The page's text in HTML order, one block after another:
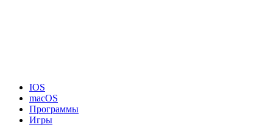
IOS
macOS
Программы
Игры